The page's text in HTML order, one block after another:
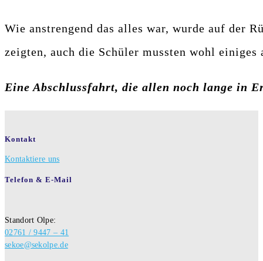
Wie anstrengend das alles war, wurde auf der
zeigten, auch die Schüler mussten wohl
Eine Abschlussfahrt, die allen noch lange in
Kontakt
Kontaktiere uns
Telefon & E-Mail
Standort Olpe:
02761 / 9447 – 41
sekoe@sekolpe.de